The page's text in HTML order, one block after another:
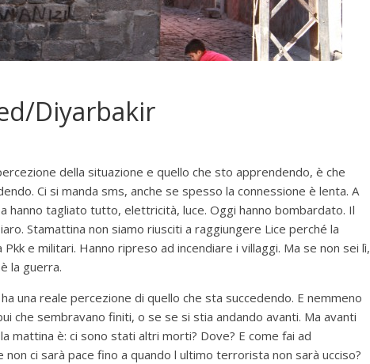
Diyarbakir
della situazione e quello che sto apprendendo, è che
Ci si manda sms, anche se spesso la connessione è lenta. A
hanno tagliato tutto, elettricità, luce. Oggi hanno bombardato. Il
Stamattina non siamo riusciti a raggiungere Lice perché la
e militari. Hanno ripreso ad incendiare i villaggi. Ma se non sei lì,
la guerra.
una reale percezione di quello che sta succedendo. E nemmeno
che sembravano finiti, o se se si stia andando avanti. Ma avanti
mattina è: ci sono stati altri morti? Dove? E come fai ad
non ci sarà pace fino a quando l ultimo terrorista non sarà ucciso?